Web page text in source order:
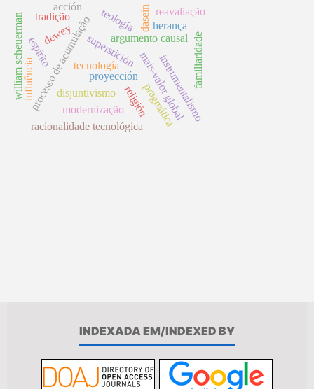
argumento causal
superstición
proyección
processo de acumulação mais-valor global
disjuntivismo religión
racionalidade tecnológica
tecnología instrumentalismo
dewey
teología
espirito
influência familiaridade
william scheuerman dasein herança
reavaliação
modernização
tradição
pragmática
acción
INDEXADA EM/INDEXED BY